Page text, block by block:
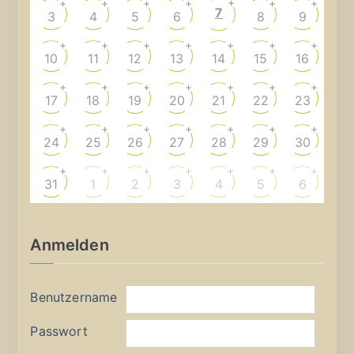
3
+
4
+
5
+
6
+
7 8
+
9
+
10
+
11
+
12
+
13
+
14
+
15
+
16
+
17
+
18
+
19
+
20
+
21
+
22
+
23
+
24
+
25
+
26
+
27
+
28
+
29
+
30
+
31
+
1
+
2
+
3
+
4
+
5
+
6
+
Anmelden
Benutzername
Passwort